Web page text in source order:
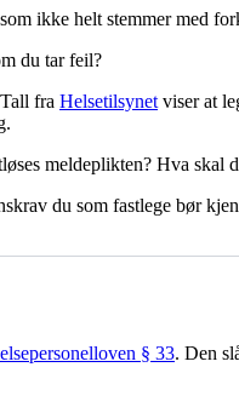
ikke helt stemmer med
du tar feil?
fra Helsetilsynet viser at
meldeplikten? Hva skal
du som fastlege bør
§ 33. Den